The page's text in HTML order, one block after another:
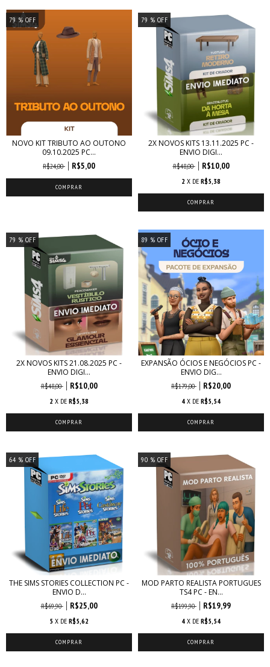
79% OFF
NOVO KIT TRIBUTO AO OUTONO
09.10.2025 PC...
R$24,00 R$5,00
79 % OFF
2X NOVOS KITS 13.11.2025 PC -
ENVIO DIGI...
R$48,00 R$10,00
2 X DE R$5,38
79 % OFF
2X NOVOS KITS 21.08.2025 PC -
ENVIO DIGI...
R$48,00 R$10,00
2 X DE R$5,38
89 % OFF
EXPANSÃO ÓCIOS E NEGÓCIOS PC -
ENVIO DIG...
R$179,00 R$20,00
4 X DE R$5,54
64 % OFF
THE SIMS STORIES COLLECTION PC -
ENVIO D...
R$69,90 R$25,00
5 X DE R$5,62
90 % OFF
MOD PARTO REALISTA PORTUGUES
TS4 PC - EN...
R$199,90 R$19,99
4 X DE R$5,54